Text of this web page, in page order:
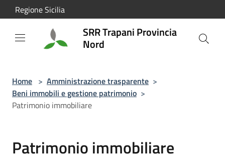
Salta al contenuto principale
Regione Sicilia
SRR Trapani Provincia
Nord
Home > Amministrazione trasparente >
Beni immobili e gestione patrimonio >
Patrimonio immobiliare
Patrimonio immobiliare